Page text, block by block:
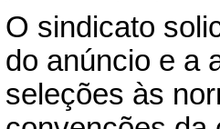
O sindicato
do anúncio e a
seleções às